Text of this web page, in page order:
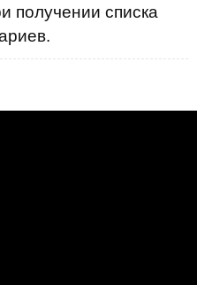
получении списка